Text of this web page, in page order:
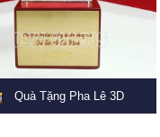
Quà Tặng Pha Lê 3D